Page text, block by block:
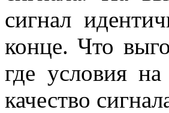
сигнал
конце. Что
где условия
качество